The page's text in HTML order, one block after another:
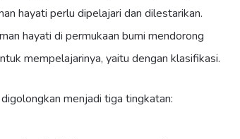
hayati perlu dipelajari dan dilestarikan.
hayati di permukaan bumi mendorong
mempelajarinya, yaitu dengan klasifikasi.
menjadi tiga tingkatan: